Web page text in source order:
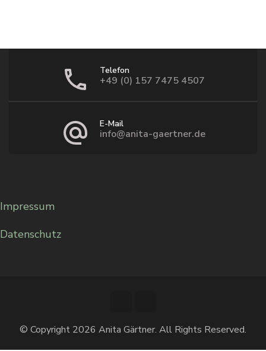
Telefon
+49 (0) 157 7475 4507
E-Mail
info@anita-gaertner.de
Impressum
Datenschutz
© Copyright 2026 Anita Gärtner. All Rights Reserved.